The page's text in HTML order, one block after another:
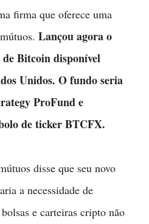
firma que oferece uma
Lançou agora o
Bitcoin disponível
Unidos. O fundo seria
ProFund e
de ticker BTCFX.
disse que seu novo
a necessidade de
e carteiras cripto não